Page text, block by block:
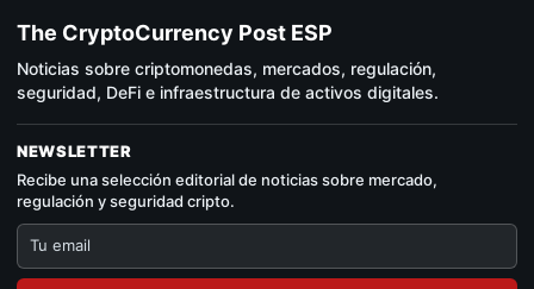
The CryptoCurrency Post ESP
Noticias sobre criptomonedas, mercados, regulación,
seguridad, DeFi e infraestructura de activos digitales.
NEWSLETTER
Recibe una selección editorial de noticias sobre mercado,
regulación y seguridad cripto.